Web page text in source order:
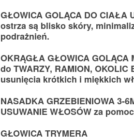
GŁOWICA GOLĄCA DO CIAŁA
ostrza są blisko skóry,
podrażnień.
OKRĄGŁA GŁOWICA GOLĄCA
do TWARZY, RAMION,
usunięcia krótkich i miękkich
NASADKA GRZEBIENIOWA 3-
USUWANIE WŁOSÓW za
GŁOWICA TRYMERA